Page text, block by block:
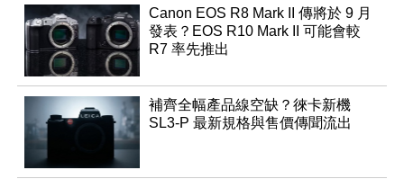
Canon EOS R8 Mark II 傳將於 9 月
發表？EOS R10 Mark II 可能會較
R7 率先推出
補齊全幅產品線空缺？徠卡新機
SL3-P 最新規格與售價傳聞流出